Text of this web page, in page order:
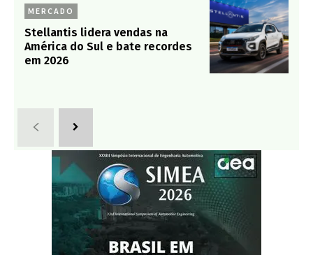
MERCADO
Stellantis lidera vendas na
América do Sul e bate recordes
em 2026